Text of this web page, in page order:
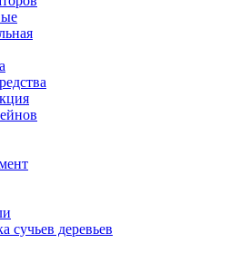
сучьев деревьев